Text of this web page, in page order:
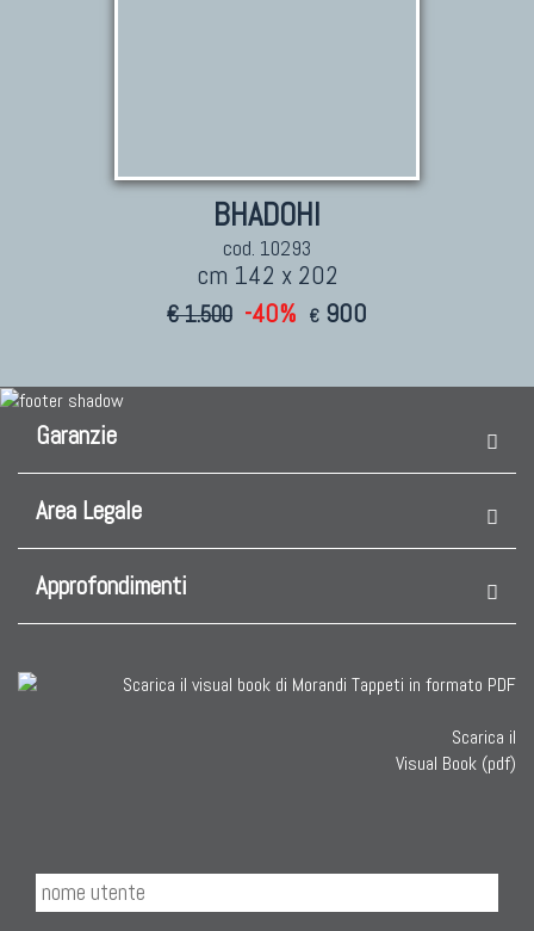
BHADOHI
cod. 10293
cm 142 x 202
€ 1.500 -40% € 900
Garanzie
Area Legale
Approfondimenti
Scarica il
Visual Book (pdf)